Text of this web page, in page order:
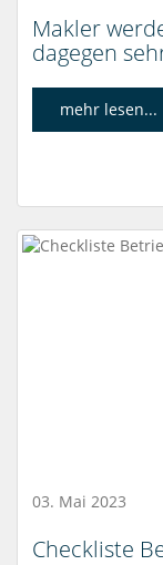
Makler
dagegen
mehr lesen...
03. Mai 2023
Checkliste